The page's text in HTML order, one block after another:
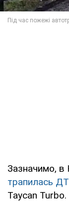
Зазначимо, в
трапилась
Taycan